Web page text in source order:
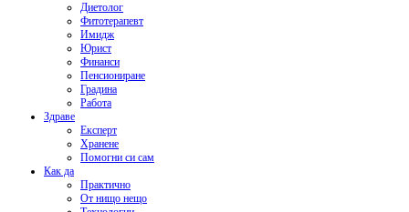
Диетолог
Фитотерапевт
Имидж
Юрист
Финанси
Пенсиониране
Градина
Работа
Здраве
Експерт
Хранене
Помогни си сам
Как да
Практично
От нищо нещо